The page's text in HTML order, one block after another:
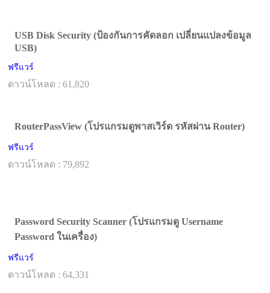
USB Disk Security (ป้องกันการคัดลอก เปลี่ยนแปลงข้อมูล
USB)
ฟรีแวร์
ดาวน์โหลด : 61,820
RouterPassView (โปรแกรมดูพาสเวิร์ด รหัสผ่าน Router)
ฟรีแวร์
ดาวน์โหลด : 79,892
Password Security Scanner (โปรแกรมดู Username
Password ในเครื่อง)
ฟรีแวร์
ดาวน์โหลด : 64,331